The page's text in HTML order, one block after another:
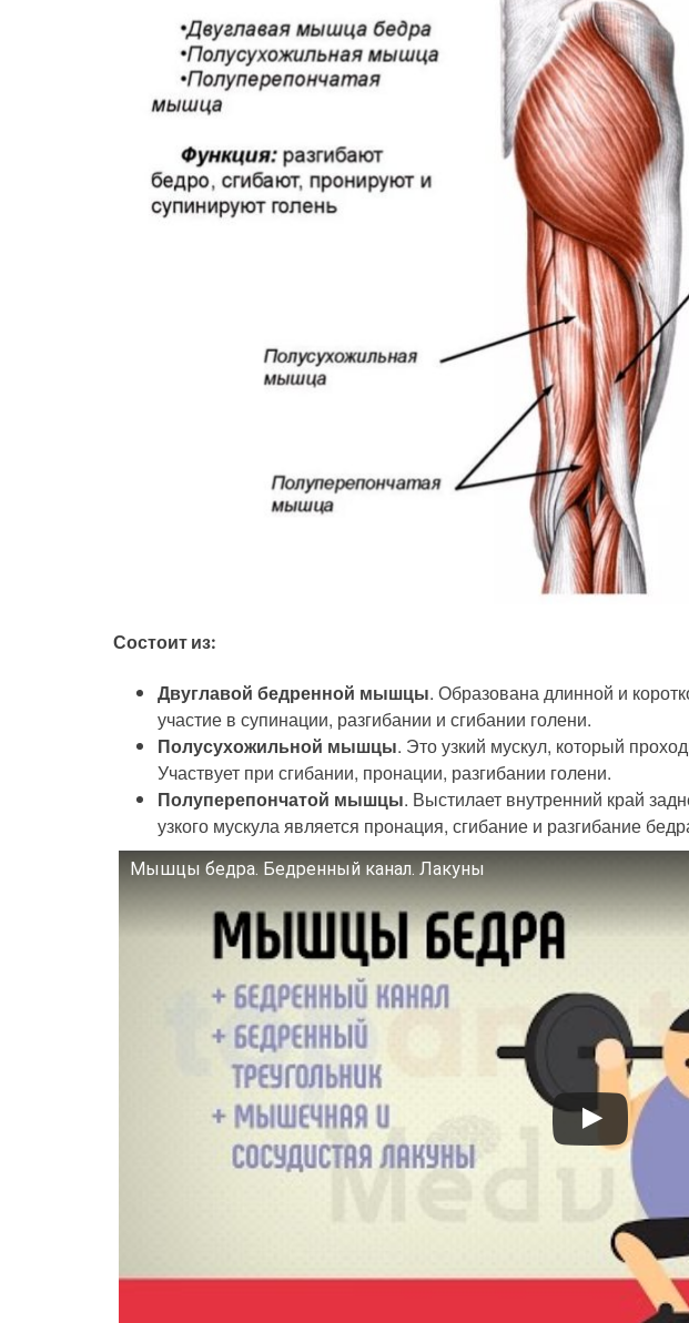
Состоит из:
Двуглавой бедренной мышцы. Образована длинной и
участие в супинации, разгибании и сгибании голени.
Полусухожильной мышцы. Это узкий мускул, который
Участвует при сгибании, пронации, разгибании голени.
Полуперепончатой мышцы. Выстилает внутренний край
узкого мускула является пронация, сгибание и разгибание
Мышцы бедра. Бедренный канал. Лакуны
Смотрите это видео на YouTube